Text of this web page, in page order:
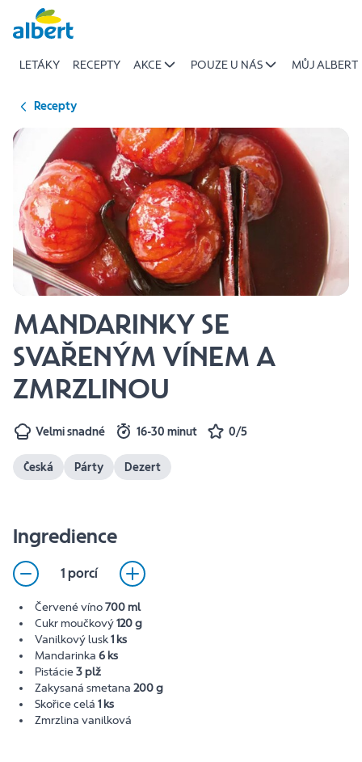
Přeskočit
LETÁKY RECEPTY AKCE POUZE U NÁS MŮJ ALBERT
Recepty
MANDARINKY SE
SVAŘENÝM VÍNEM A
ZMRZLINOU
Velmi snadné 16-30 minut 0/5
Česká Párty Dezert
Ingredience
1 porcí
Červené víno700 ml
Cukr moučkový120 g
Vanilkový lusk1 ks
Mandarinka 6 ks
Pistácie3 plž
Zakysaná smetana 200 g
Skořice celá 1 ks
Zmrzlina vanilková